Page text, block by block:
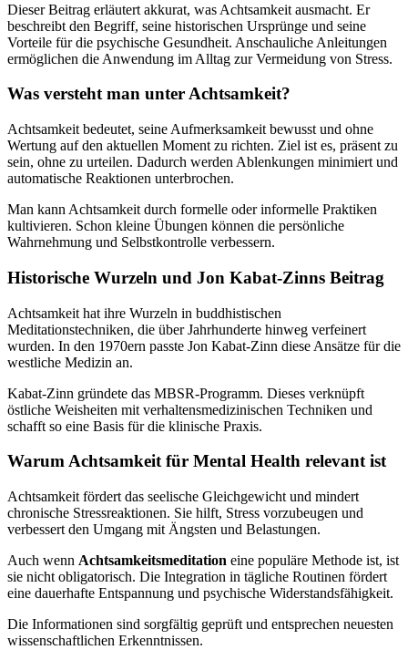
Dieser Beitrag erläutert akkurat, was Achtsamkeit ausmacht. Er
beschreibt den Begriff, seine historischen Ursprünge und seine
Vorteile für die psychische Gesundheit. Anschauliche Anleitungen
ermöglichen die Anwendung im Alltag zur Vermeidung von Stress.
Was versteht man unter Achtsamkeit?
Achtsamkeit bedeutet, seine Aufmerksamkeit bewusst und ohne
Wertung auf den aktuellen Moment zu richten. Ziel ist es, präsent zu
sein, ohne zu urteilen. Dadurch werden Ablenkungen minimiert und
automatische Reaktionen unterbrochen.
Man kann Achtsamkeit durch formelle oder informelle Praktiken
kultivieren. Schon kleine Übungen können die persönliche
Wahrnehmung und Selbstkontrolle verbessern.
Historische Wurzeln und Jon Kabat‑Zinns Beitrag
Achtsamkeit hat ihre Wurzeln in buddhistischen
Meditationstechniken, die über Jahrhunderte hinweg verfeinert
wurden. In den 1970ern passte Jon Kabat-Zinn diese Ansätze für die
westliche Medizin an.
Kabat-Zinn gründete das MBSR-Programm. Dieses verknüpft
östliche Weisheiten mit verhaltensmedizinischen Techniken und
schafft so eine Basis für die klinische Praxis.
Warum Achtsamkeit für Mental Health relevant ist
Achtsamkeit fördert das seelische Gleichgewicht und mindert
chronische Stressreaktionen. Sie hilft, Stress vorzubeugen und
verbessert den Umgang mit Ängsten und Belastungen.
Auch wenn Achtsamkeitsmeditation eine populäre Methode ist, ist
sie nicht obligatorisch. Die Integration in tägliche Routinen fördert
eine dauerhafte Entspannung und psychische Widerstandsfähigkeit.
Die Informationen sind sorgfältig geprüft und entsprechen neuesten
wissenschaftlichen Erkenntnissen.